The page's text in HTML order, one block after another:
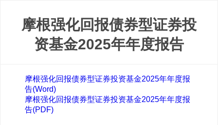
摩根强化回报债券型证券投
资基金2025年年度报告
摩根强化回报债券型证券投资基金2025年年度报
告(Word)
摩根强化回报债券型证券投资基金2025年年度报
告(PDF)